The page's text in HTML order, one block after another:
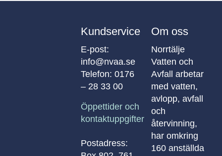
Kundservice
E-post:
info@nvaa.se
Telefon: 0176
– 28 33 00
Öppettider och
kontaktuppgifter
Postadress:
Om oss
Norrtälje
Vatten och
Avfall arbetar
med vatten,
avlopp, avfall
och
återvinning,
har omkring
160 anställda